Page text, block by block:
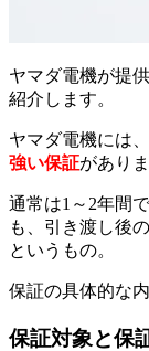
ヤマダ電機が提
紹介します。
ヤマダ電機には、
強い保証がありま
通常は1～2年間
も、引き渡し後
というもの。
保証の具体的な
保証対象と保